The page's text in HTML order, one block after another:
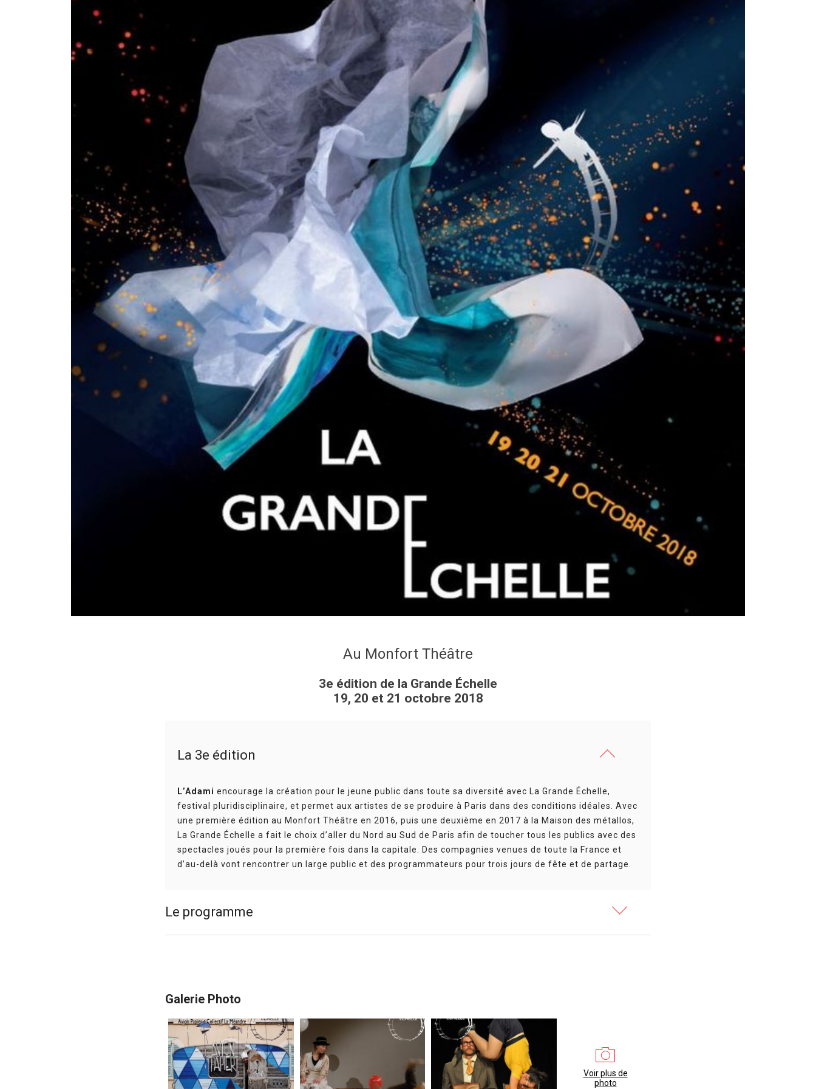
Au Monfort Théâtre
3e édition de la Grande Échelle
19, 20 et 21 octobre 2018
La 3e édition
L’Adami encourage la création pour le jeune public dans toute sa diversité avec La Grande Échelle,
festival pluridisciplinaire, et permet aux artistes de se produire à Paris dans des conditions idéales. Avec
une première édition au Monfort Théâtre en 2016, puis une deuxième en 2017 à la Maison des métallos,
La Grande Échelle a fait le choix d’aller du Nord au Sud de Paris afin de toucher tous les publics avec des
spectacles joués pour la première fois dans la capitale. Des compagnies venues de toute la France et
d’au-delà vont rencontrer un large public et des programmateurs pour trois jours de fête et de partage.
Le programme
Face à sa toile posée au sol, un peintre s’interroge sur la meilleure façon de terminer sa composition.
Remettra-t-il un peu de bleu ? Un peu de blanc ? Imaginée par la compagnie flamande Grensgeval, une
performance à mi-chemin du cirque et de l’art contemporain, où l’artiste, face à l’erreur, la rature, utilise tous
les outils à sa disposition. Une immersion exceptionnelle dans l’histoire de l’art (le dripping, de Jackson
Pollock), partagée par un public placé au plus près. N’ayez pas peur des éclaboussures, tout est prévu !
L’Envol– 6+ – Théâtre, cinéma, magie, musique – le 19 oct. à 13h45 et 20h – grande salle / durée : 1h
Cie Nokill – Auteurs et interprètes : Léon et Bertrand Lenclos
Galerie Photo
Voir plus de
photo